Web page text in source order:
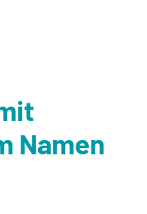
Namen